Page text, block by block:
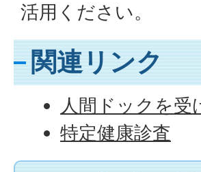
活用ください。
関連リンク
人間ドックを
特定健康診査